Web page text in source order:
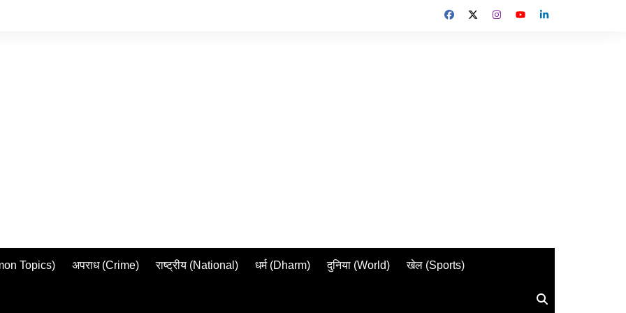
Topics) अपराध (Crime) राष्ट्रीय (National) धर्म (Dharm) दुनिया (World) खेल (Sports)